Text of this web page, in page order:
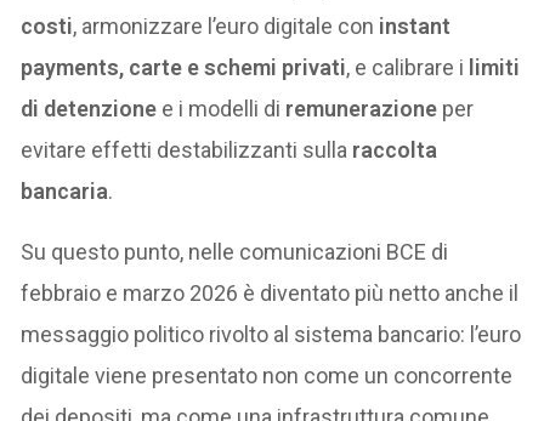
costi, armonizzare l’euro digitale con instant
payments, carte e schemi privati, e calibrare i limiti
di detenzione e i modelli di remunerazione per
evitare effetti destabilizzanti sulla raccolta
bancaria.
Su questo punto, nelle comunicazioni BCE di
febbraio e marzo 2026 è diventato più netto anche il
messaggio politico rivolto al sistema bancario: l’euro
digitale viene presentato non come un concorrente